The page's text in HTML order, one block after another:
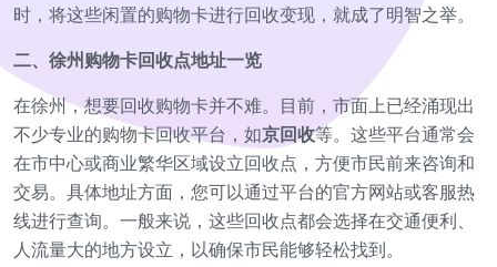
时，将这些闲置的购物卡进行回收变现，就成了明智之举。
二、徐州购物卡回收点地址一览
在徐州，想要回收购物卡并不难。目前，市面上已经涌现出
不少专业的购物卡回收平台，如京回收等。这些平台通常会
在市中心或商业繁华区域设立回收点，方便市民前来咨询和
交易。具体地址方面，您可以通过平台的官方网站或客服热
线进行查询。一般来说，这些回收点都会选择在交通便利、
人流量大的地方设立，以确保市民能够轻松找到。